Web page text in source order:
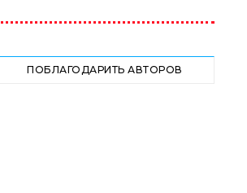
ПОБЛАГОДАРИТЬ АВТОРОВ